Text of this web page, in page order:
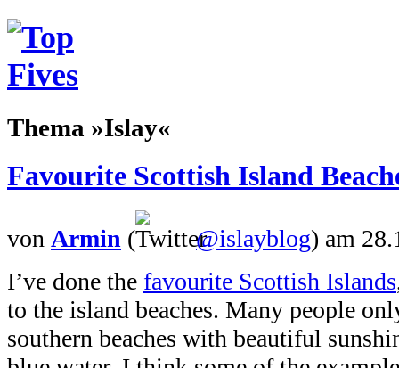
Thema »Islay«
Favourite Scottish Island
von Armin ( @islayblog) am
I’ve done the favourite Scottish Islands
to the island beaches. Many people
southern beaches with beautiful